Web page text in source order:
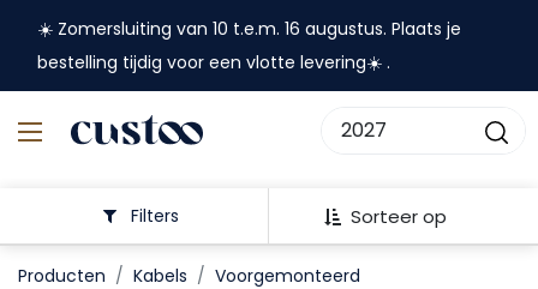
☀️ Zomersluiting van 10 t.e.m. 16 augustus. Plaats je
bestelling tijdig voor een vlotte levering☀️ .
Sorteer op
Filters
Producten Kabels
Voorgemonteerd